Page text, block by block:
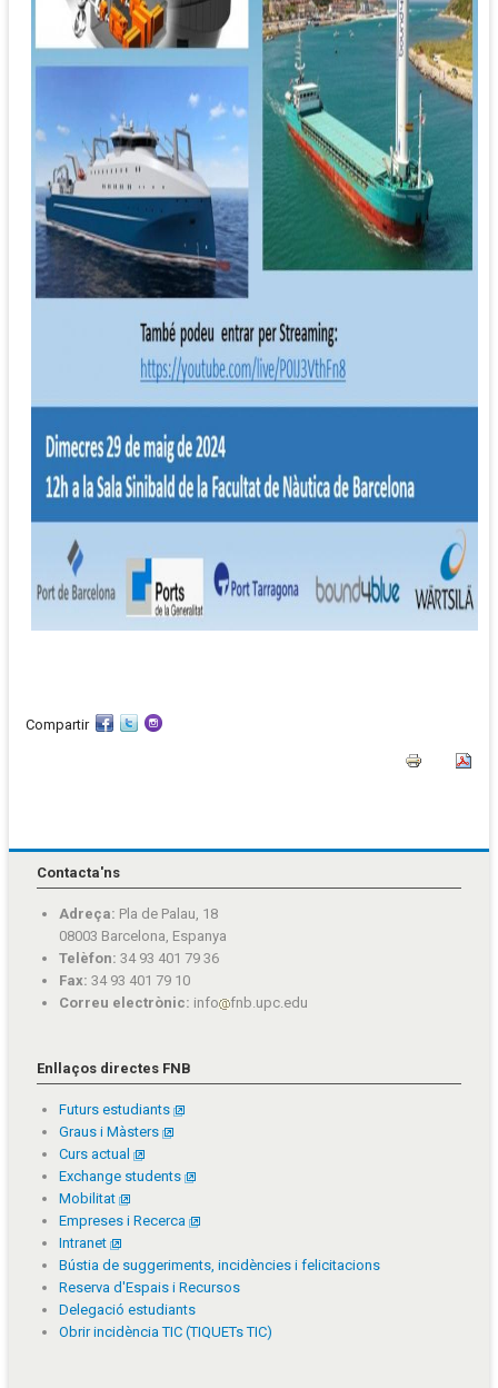
Compartir
Contacta'ns
Adreça: Pla de Palau, 18
08003 Barcelona, Espanya
Telèfon: 34 93 401 79 36
Fax: 34 93 401 79 10
Correu electrònic: info fnb.upc.edu
Enllaços directes FNB
Futurs estudiants
Graus i Màsters
Curs actual
Exchange students
Mobilitat
Empreses i Recerca
Intranet
Bústia de suggeriments, incidències i felicitacions
Reserva d'Espais i Recursos
Delegació estudiants
Obrir incidència TIC (TIQUETs TIC)